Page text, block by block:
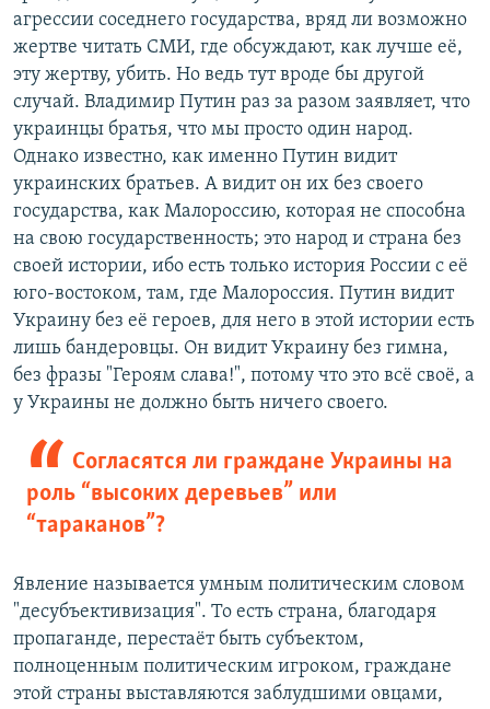
агрессии соседнего государства, вряд ли возможно
жертве читать СМИ, где обсуждают, как лучше её,
эту жертву, убить. Но ведь тут вроде бы другой
случай. Владимир Путин раз за разом заявляет, что
украинцы братья, что мы просто один народ.
Однако известно, как именно Путин видит
украинских братьев. А видит он их без своего
государства, как Малороссию, которая не способна
на свою государственность; это народ и страна без
своей истории, ибо есть только история России с её
юго-востоком, там, где Малороссия. Путин видит
Украину без её героев, для него в этой истории есть
лишь бандеровцы. Он видит Украину без гимна,
без фразы "Героям слава!", потому что это всё своё, а
у Украины не должно быть ничего своего.
Согласятся ли граждане Украины на
роль “высоких деревьев” или
“тараканов”?
Явление называется умным политическим словом
"десубъективизация". То есть страна, благодаря
пропаганде, перестаёт быть субъектом,
полноценным политическим игроком, граждане
этой страны выставляются заблудшими овцами,